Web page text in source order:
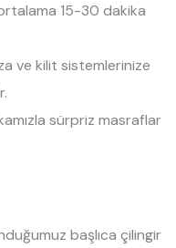
15-30 dakika
ve kilit sistemlerinize
sürpriz masraflar
başlıca çilingir